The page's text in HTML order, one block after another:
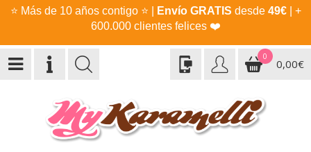
⭐ Más de 10 años contigo ⭐ Envío GRATIS desde 49€| +
600.000 clientes felices ❤️
0
0,00€